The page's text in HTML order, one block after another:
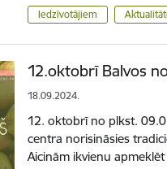
Iedzīvotājiem
12.oktobrī Balvos
18.09.2024.
12. oktobrī no plkst.
centra norisināsies
Aicinām ikvienu